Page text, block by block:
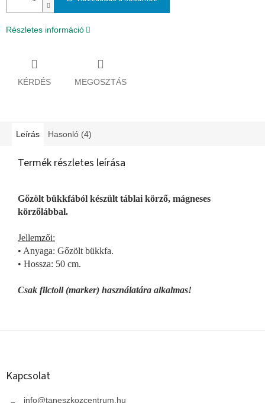
Részletes információ
KÉRDÉS MEGOSZTÁS
Leírás Hasonló (4)
Termék részletes leírása
Gőzölt bükkfából készült táblai körző, mágneses
körzőlábbal.
Jellemzői:
• Anyaga: Gőzölt bükkfa.
• Hossza: 50 cm.
Csak filctoll (marker) használatára alkalmas!
L
Kapcsolat
info@taneszkozcentrum.hu